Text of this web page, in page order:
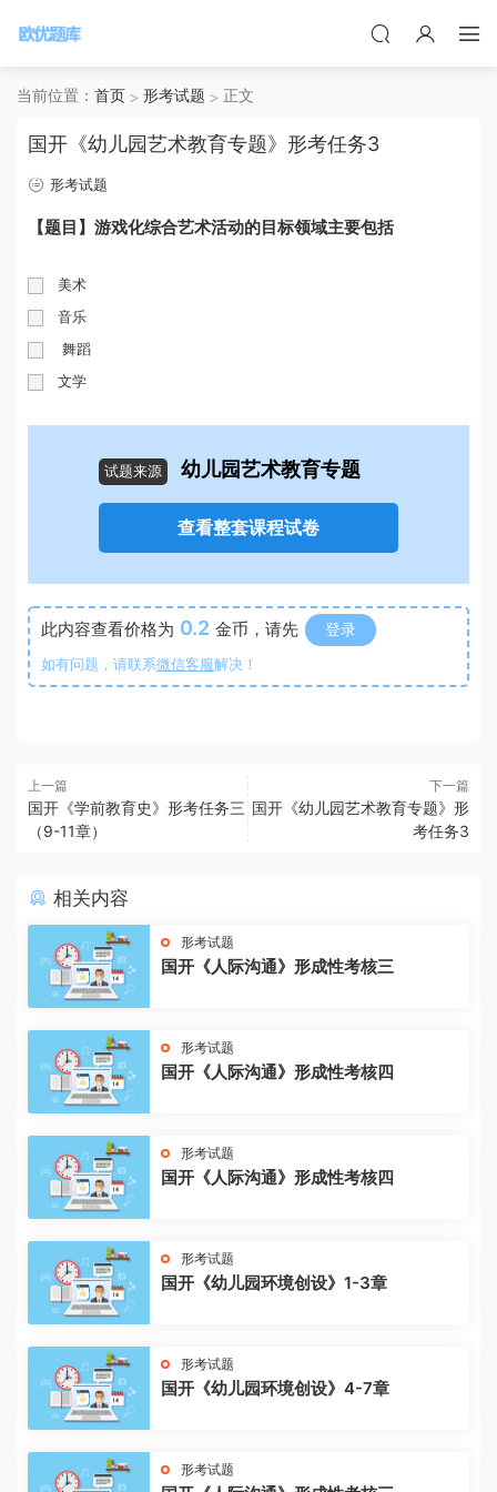
当前位置： 首页 形考试题 正文
国开《幼儿园艺术教育专题》形考任务3
形考试题
【题目】游戏化综合艺术活动的目标领域主要包括
美术
音乐
舞蹈
文学
试题来源 幼儿园艺术教育专题
查看整套课程试卷
此内容查看价格为 0.2 金币，请先 登录
如有问题，请联系微信客服解决！
上一篇
国开《学前教育史》形考任务三
（9-11章）
下一篇
国开《幼儿园艺术教育专题》形
考任务3
相关内容
形考试题
国开《人际沟通》形成性考核三
形考试题
国开《人际沟通》形成性考核四
形考试题
国开《人际沟通》形成性考核四
形考试题
国开《幼儿园环境创设》1-3章
形考试题
国开《幼儿园环境创设》4-7章
形考试题